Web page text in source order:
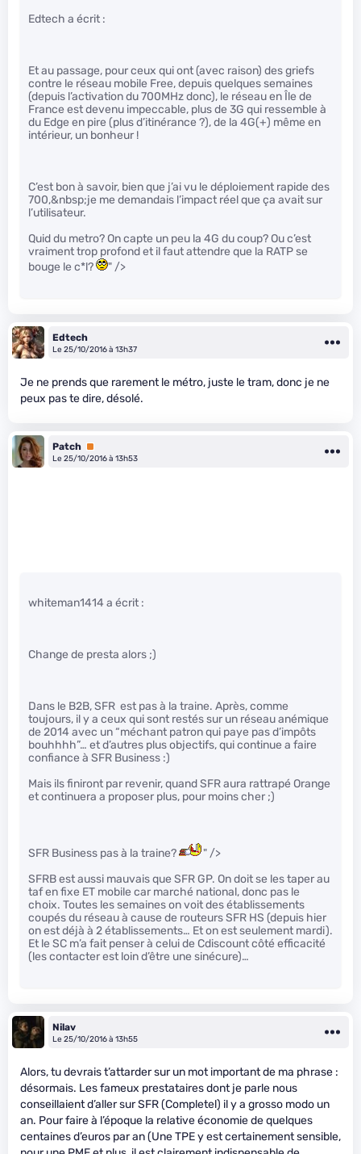
Edtech a écrit :
Et au passage, pour ceux qui ont (avec raison) des griefs
contre le réseau mobile Free, depuis quelques semaines
(depuis l’activation du 700MHz donc), le réseau en Île de
France est devenu impeccable, plus de 3G qui ressemble à
du Edge en pire (plus d’itinérance ?), de la 4G(+) même en
intérieur, un bonheur !
C’est bon à savoir, bien que j’ai vu le déploiement rapide des
700,&nbsp;je me demandais l’impact réel que ça avait sur
l’utilisateur.
Quid du metro? On capte un peu la 4G du coup? Ou c’est
vraiment trop profond et il faut attendre que la RATP se
bouge le c*l?
" />
Edtech
Le 25/10/2016 à 13h37
Je ne prends que rarement le métro, juste le tram, donc je ne
peux pas te dire, désolé.
Patch Premium
Le 25/10/2016 à 13h53
whiteman1414 a écrit :
Change de presta alors ;)
Dans le B2B, SFR est pas à la traine. Après, comme
toujours, il y a ceux qui sont restés sur un réseau anémique
de 2014 avec un “méchant patron qui paye pas d’impôts
bouhhhh”… et d’autres plus objectifs, qui continue a faire
confiance à SFR Business :)
Mais ils finiront par revenir, quand SFR aura rattrapé Orange
et continuera a proposer plus, pour moins cher ;)
SFR Business pas à la traine?
" />
SFRB est aussi mauvais que SFR GP. On doit se les taper au
taf en fixe ET mobile car marché national, donc pas le
choix. Toutes les semaines on voit des établissements
coupés du réseau à cause de routeurs SFR HS (depuis hier
on est déjà à 2 établissements… Et on est seulement mardi).
Et le SC m’a fait penser à celui de Cdiscount côté efficacité
(les contacter est loin d’être une sinécure)…
Nilav
Le 25/10/2016 à 13h55
Alors, tu devrais t’attarder sur un mot important de ma phrase :
désormais. Les fameux prestataires dont je parle nous
conseillaient d’aller sur SFR (Completel) il y a grosso modo un
an. Pour faire à l’époque la relative économie de quelques
centaines d’euros par an (Une TPE y est certainement sensible,